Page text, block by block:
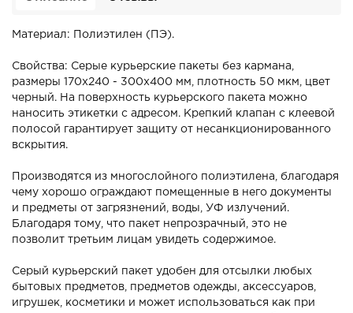
Материал: Полиэтилен (ПЭ).
Свойства: Серые курьерские пакеты без кармана,
размеры 170х240 - 300х400 мм, плотность 50 мкм, цвет
черный. На поверхность курьерского пакета можно
наносить этикетки с адресом. Крепкий клапан с клеевой
полосой гарантирует защиту от несанкционированного
вскрытия.
Производятся из многослойного полиэтилена, благодаря
чему хорошо ограждают помещенные в него документы
и предметы от загрязнений, воды, УФ излучений.
Благодаря тому, что пакет непрозрачный, это не
позволит третьим лицам увидеть содержимое.
Серый курьерский пакет удобен для отсылки любых
бытовых предметов, предметов одежды, аксессуаров,
игрушек, косметики и может использоваться как при